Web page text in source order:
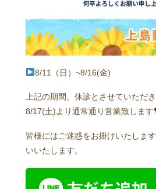
8/11（日）~8/16(金)
上記の期間、休診とさせていただき
8/17(土)より通常通り営業致します
皆様にはご迷惑をお掛けいたしま
いいたします。